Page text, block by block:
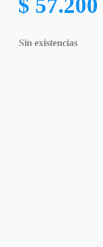
$ 57.200
Sin existencias